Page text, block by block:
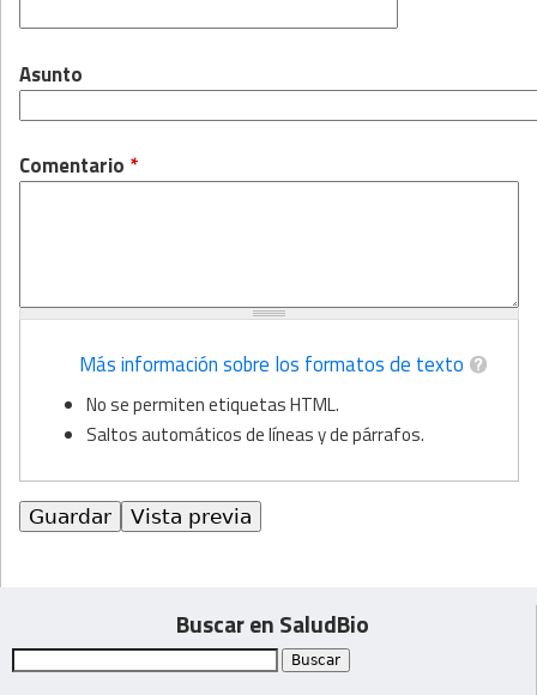
Asunto
Comentario *
Más información sobre los formatos de texto
No se permiten etiquetas HTML.
Saltos automáticos de líneas y de párrafos.
Buscar en SaludBio